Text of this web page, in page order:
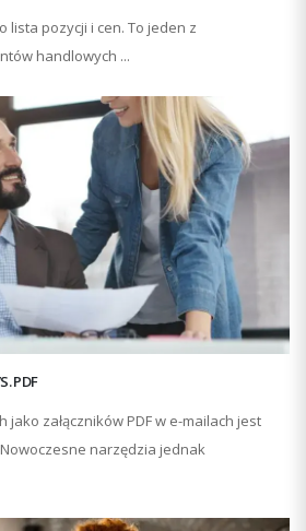
lista pozycji i cen. To jeden z
handlowych ...
PDF
jako załączników PDF w e-mailach jest
narzędzia jednak